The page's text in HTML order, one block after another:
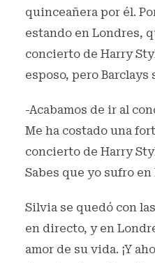
quinceañera por él.
estando en Londres,
concierto de Harry
esposo, pero
-Acabamos de ir al
Me ha costado una
concierto de Harry
Sabes que yo sufro
Silvia se quedó con
en directo, y en
amor de su vida. ¡Y